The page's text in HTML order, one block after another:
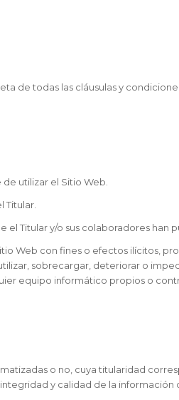
de todas las cláusulas y
utilizar el Sitio Web.
Titular.
el Titular y/o sus colaboradores
Web con fines o efectos ilícitos,
sobrecargar, deteriorar o
equipo informático propios o
o no, cuya titularidad
y calidad de la